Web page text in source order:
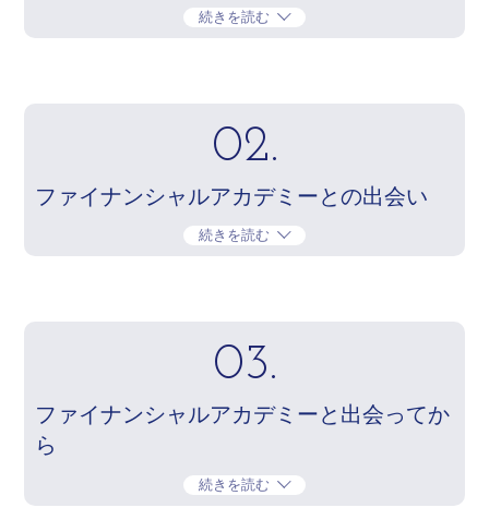
続きを読む
02.
ファイナンシャルアカデミーとの出会い
続きを読む
03.
ファイナンシャルアカデミーと出会ってか
ら
続きを読む